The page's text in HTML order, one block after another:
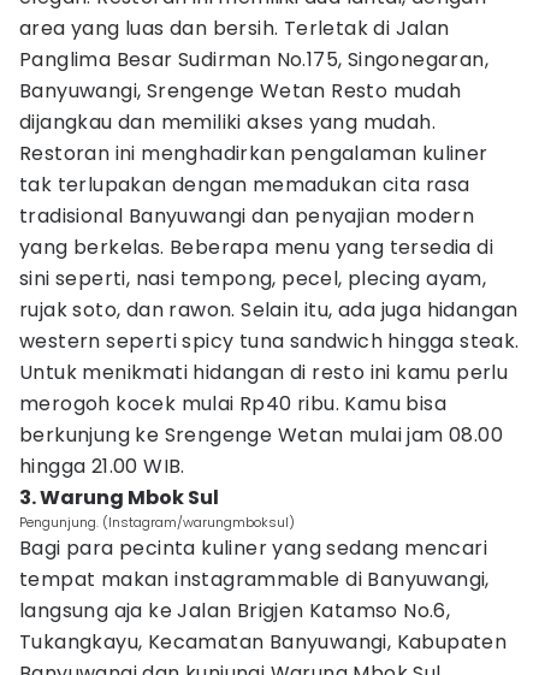
area yang luas dan bersih. Terletak di Jalan
Panglima Besar Sudirman No.175, Singonegaran,
Banyuwangi, Srengenge Wetan Resto mudah
dijangkau dan memiliki akses yang mudah.
Restoran ini menghadirkan pengalaman kuliner
tak terlupakan dengan memadukan cita rasa
tradisional Banyuwangi dan penyajian modern
yang berkelas. Beberapa menu yang tersedia di
sini seperti, nasi tempong, pecel, plecing ayam,
rujak soto, dan rawon. Selain itu, ada juga hidangan
western seperti spicy tuna sandwich hingga steak.
Untuk menikmati hidangan di resto ini kamu perlu
merogoh kocek mulai Rp40 ribu. Kamu bisa
berkunjung ke Srengenge Wetan mulai jam 08.00
hingga 21.00 WIB.
3. Warung Mbok Sul
Pengunjung. (Instagram/warungmboksul)
Bagi para pecinta kuliner yang sedang mencari
tempat makan instagrammable di Banyuwangi,
langsung aja ke Jalan Brigjen Katamso No.6,
Tukangkayu, Kecamatan Banyuwangi, Kabupaten